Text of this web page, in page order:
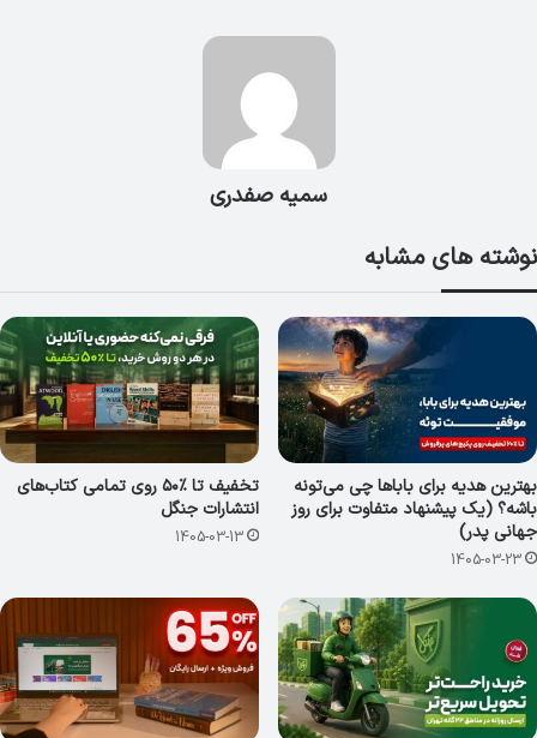
سمیه صفدری
نوشته های مشابه
بهترین هدیه برای باباها چی می‌تونه
باشه؟ (یک پیشنهاد متفاوت برای روز
جهانی پدر)
1405-03-23
تخفیف تا ٪۵۰ روی تمامی کتاب‌های
انتشارات جنگل
1405-03-13